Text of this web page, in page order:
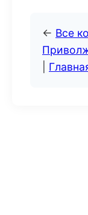
← Все